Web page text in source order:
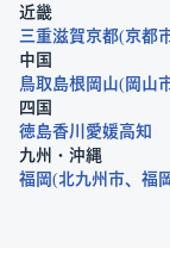
近畿
三重滋賀京都 京都
中国
鳥取 島根 岡山 岡山
四国
徳島香川 愛媛高知
九州・沖縄
福岡 北九州市 福